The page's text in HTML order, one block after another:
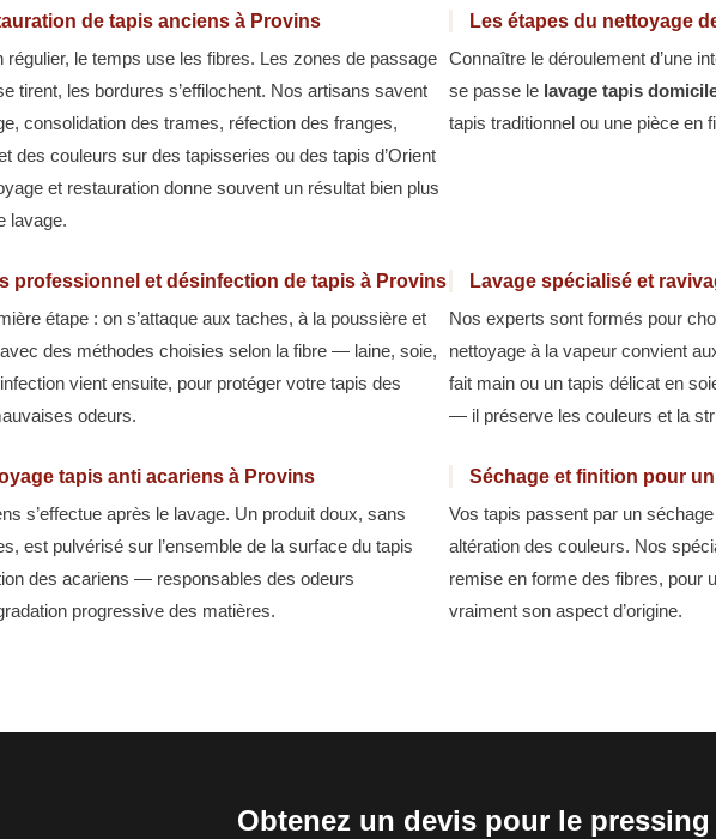
de tapis anciens à Provins
régulier, le temps use les fibres. Les zones de passage
tirent, les bordures s’effilochent. Nos artisans savent
consolidation des trames, réfection des franges,
des couleurs sur des tapisseries ou des tapis d’Orient
et restauration donne souvent un résultat bien plus
lavage.
Les étapes du nettoyage
Connaître le déroulement d’une
se passe le lavage tapis
tapis traditionnel ou une pièce en
professionnel et désinfection de tapis à Provins
étape : on s’attaque aux taches, à la poussière et
des méthodes choisies selon la fibre — laine, soie,
vient ensuite, pour protéger votre tapis des
odeurs.
Lavage spécialisé et
Nos experts sont formés pour
nettoyage à la vapeur convient
fait main ou un tapis délicat en
— il préserve les couleurs et la
tapis anti acariens à Provins
s’effectue après le lavage. Un produit doux, sans
est pulvérisé sur l’ensemble de la surface du tapis
des acariens — responsables des odeurs
progressive des matières.
Séchage et finition pour
Vos tapis passent par un
altération des couleurs. Nos
remise en forme des fibres, pour
vraiment son aspect d’origine.
Obtenez un devis pour le